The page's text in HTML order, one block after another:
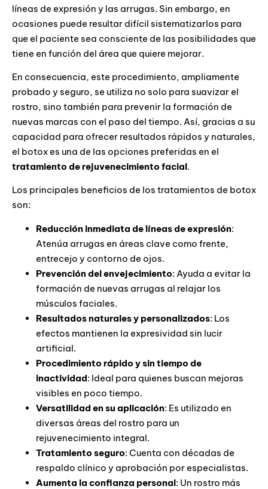
líneas de expresión y las arrugas. Sin embargo, en
ocasiones puede resultar difícil sistematizarlos para
que el paciente sea consciente de las posibilidades que
tiene en función del área que quiere mejorar.
En consecuencia, este procedimiento, ampliamente
probado y seguro, se utiliza no solo para suavizar el
rostro, sino también para prevenir la formación de
nuevas marcas con el paso del tiempo. Así, gracias a su
capacidad para ofrecer resultados rápidos y naturales,
el botox es una de las opciones preferidas en el
tratamiento de rejuvenecimiento facial.
Los principales beneficios de los tratamientos de botox
son:
Reducción inmediata de líneas de expresión:
Atenúa arrugas en áreas clave como frente,
entrecejo y contorno de ojos.
Prevención del envejecimiento: Ayuda a evitar la
formación de nuevas arrugas al relajar los
músculos faciales.
Resultados naturales y personalizados: Los
efectos mantienen la expresividad sin lucir
artificial.
Procedimiento rápido y sin tiempo de
inactividad: Ideal para quienes buscan mejoras
visibles en poco tiempo.
Versatilidad en su aplicación: Es utilizado en
diversas áreas del rostro para un
rejuvenecimiento integral.
Tratamiento seguro: Cuenta con décadas de
respaldo clínico y aprobación por especialistas.
Aumenta la confianza personal: Un rostro más